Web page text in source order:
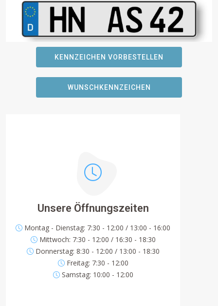
KENNZEICHEN VORBESTELLEN
WUNSCHKENNZEICHEN
Unsere Öffnungszeiten
Montag - Dienstag: 7:30 - 12:00 / 13:00 - 16:00
Mittwoch: 7:30 - 12:00 / 16:30 - 18:30
Donnerstag: 8:30 - 12:00 / 13:00 - 18:30
Freitag: 7:30 - 12:00
Samstag: 10:00 - 12:00